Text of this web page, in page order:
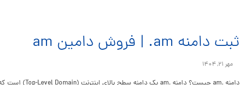
ثبت دامنه am. | فروش دامین am
مهر ۲۱, ۱۴۰۴